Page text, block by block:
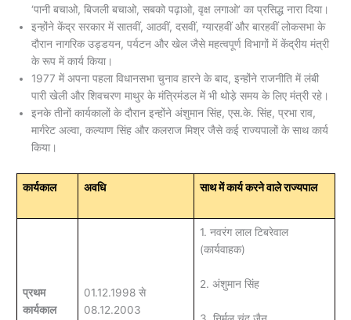
‘पानी बचाओ, बिजली बचाओ, सबको पढ़ाओ, वृक्ष लगाओ’ का प्रसिद्ध नारा दिया।
इन्होंने केंद्र सरकार में सातवीं, आठवीं, दसवीं, ग्यारहवीं और बारहवीं लोकसभा के
दौरान नागरिक उड्डयन, पर्यटन और खेल जैसे महत्वपूर्ण विभागों में केंद्रीय मंत्री
के रूप में कार्य किया।
1977 में अपना पहला विधानसभा चुनाव हारने के बाद, इन्होंने राजनीति में लंबी
पारी खेली और शिवचरण माथुर के मंत्रिमंडल में भी थोड़े समय के लिए मंत्री रहे।
इनके तीनों कार्यकालों के दौरान इन्होंने अंशुमान सिंह, एस.के. सिंह, प्रभा राव,
मार्गरेट अल्वा, कल्याण सिंह और कलराज मिश्र जैसे कई राज्यपालों के साथ कार्य
किया।
कार्यकाल अवधि साथ में कार्य करने वाले राज्यपाल
प्रथम
कार्यकाल
01.12.1998 से
08.12.2003
1. नवरंग लाल टिबरेवाल
(कार्यवाहक)
2. अंशुमान सिंह